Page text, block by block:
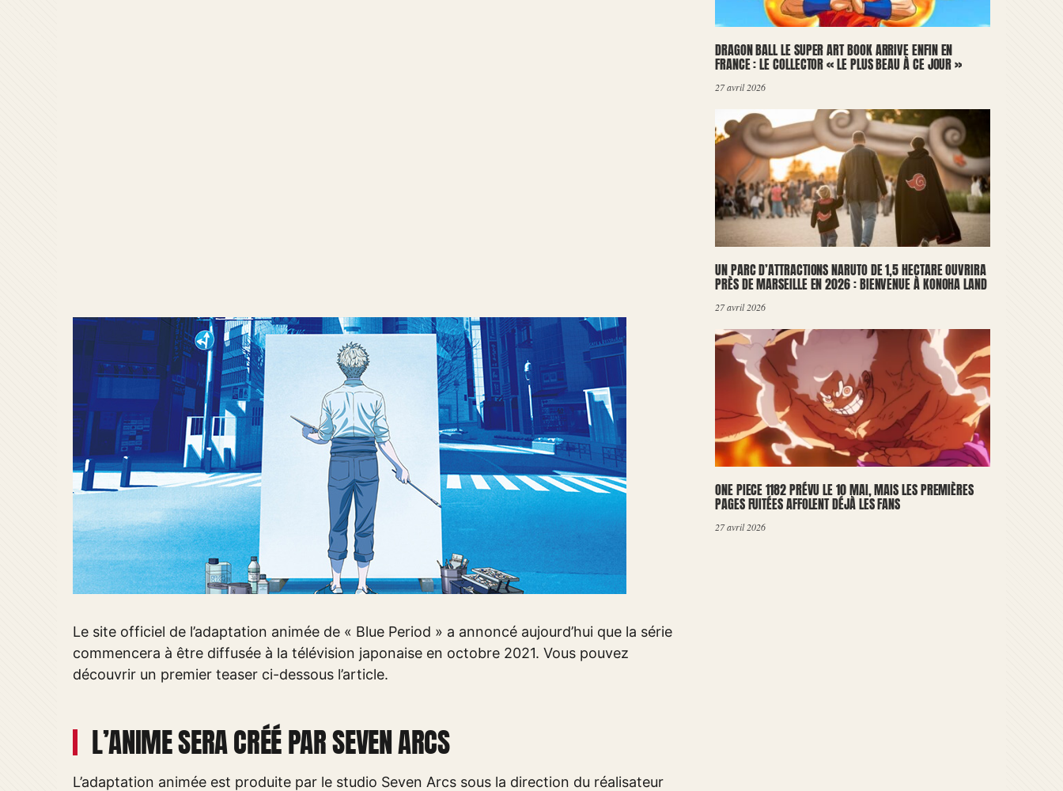
Le site officiel de l’adaptation animée de « Blue Period » a annoncé aujourd’hui que la série
commencera à être diffusée à la télévision japonaise en octobre 2021. Vous pouvez
découvrir un premier teaser ci-dessous l’article.
L’ANIME SERA CRÉÉ PAR SEVEN ARCS
L’adaptation animée est produite par le studio Seven Arcs sous la direction du réalisateur
DRAGON BALL LE SUPER ART BOOK ARRIVE ENFIN EN
FRANCE : LE COLLECTOR « LE PLUS BEAU À CE JOUR »
27 avril 2026
UN PARC D’ATTRACTIONS NARUTO DE 1,5 HECTARE OUVRIRA
PRÈS DE MARSEILLE EN 2026 : BIENVENUE À KONOHA LAND
27 avril 2026
ONE PIECE 1182 PRÉVU LE 10 MAI, MAIS LES PREMIÈRES
PAGES FUITÉES AFFOLENT DÉJÀ LES FANS
27 avril 2026